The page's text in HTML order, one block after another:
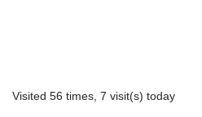
Visited 56 times, 7 visit(s) today